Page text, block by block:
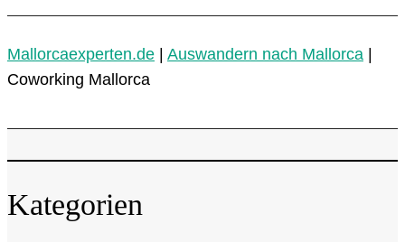
Mallorcaexperten.de Auswandern nach Mallorca
Coworking Mallorca
Kategorien